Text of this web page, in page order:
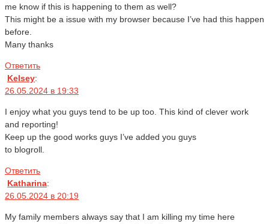
me know if this is happening to them as well?
This might be a issue with my browser because I’ve had this happen
before.
Many thanks
Ответить
Kelsey:
26.05.2024 в 19:33
I enjoy what you guys tend to be up too. This kind of clever work
and reporting!
Keep up the good works guys I’ve added you guys
to blogroll.
Ответить
Katharina:
26.05.2024 в 20:19
My family members always say that I am killing my time here